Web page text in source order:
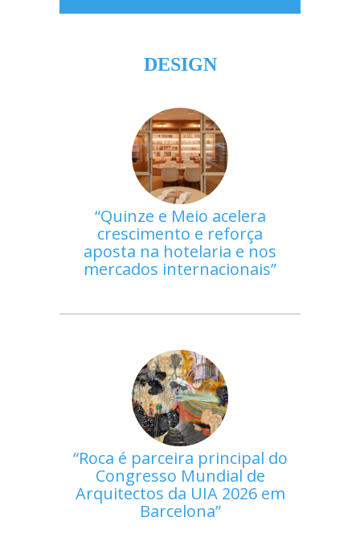
DESIGN
Quinze e Meio acelera
crescimento e reforça
aposta na hotelaria e nos
mercados internacionais
Roca é parceira principal do
Congresso Mundial de
Arquitectos da UIA 2026 em
Barcelona